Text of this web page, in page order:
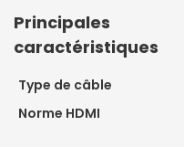
Principales
caractéristiques
Type de câble
Norme HDMI